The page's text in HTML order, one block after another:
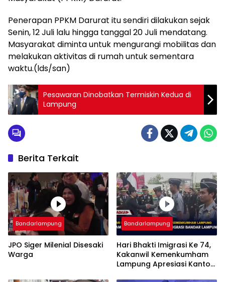
Penerapan PPKM Darurat itu sendiri dilakukan sejak
Senin, 12 Juli lalu hingga tanggal 20 Juli mendatang.
Masyarakat diminta untuk mengurangi mobilitas dan
melakukan aktivitas di rumah untuk sementara
waktu.(lds/san)
Pesawaran Dinobatkan Termiskin Kedua di
Lampung
Berita Terkait
Bandarlampung
JPO Siger Milenial Disesaki
Warga
Bandarlampung
Hari Bhakti Imigrasi Ke 74,
Kakanwil Kemenkumham
Lampung Apresiasi Kantor